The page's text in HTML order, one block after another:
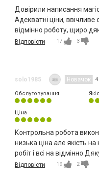
Довірили написання
Адекватні ціни,
відмінно роботу, щиро
Відповісти 17 3
solo1985 Новачок 4
Обслуговування
Ціна
Контрольна робота
низька ціна але якість
робіт і всі на
Відповісти 19 2